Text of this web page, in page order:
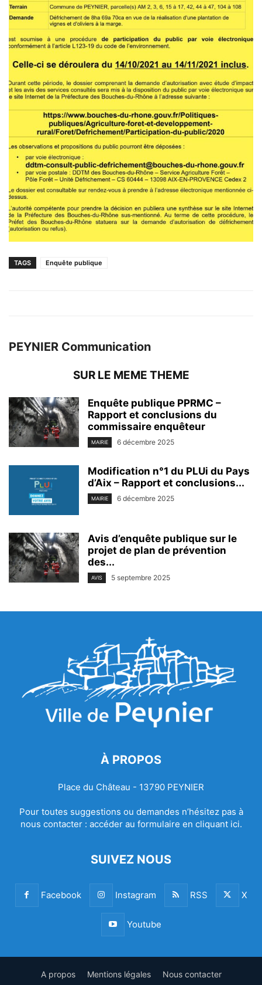
TAGS Enquête publique
PEYNIER Communication
SUR LE MEME THEME
Enquête publique PPRMC –
Rapport et conclusions du
commissaire enquêteur
MAIRIE 6 décembre 2025
Modification n°1 du PLUi du Pays
d’Aix – Rapport et conclusions...
MAIRIE 6 décembre 2025
Avis d’enquête publique sur le
projet de plan de prévention
des...
AVIS 5 septembre 2025
À PROPOS
Place du Château - 13790 PEYNIER
Pour toutes suggestions ou demandes n’hésitez pas à
nous contacter : accéder au formulaire en cliquant ici.
SUIVEZ NOUS
Facebook Instagram RSS X
Youtube
A propos Mentions légales Nous contacter